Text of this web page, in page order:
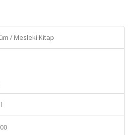
/ Mesleki Kitap